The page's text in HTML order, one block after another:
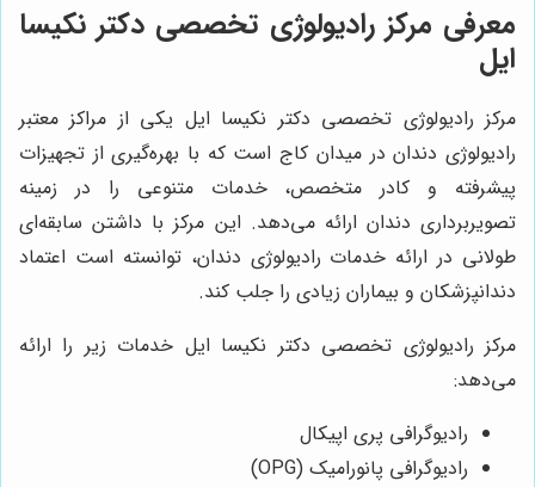
معرفی مرکز رادیولوژی تخصصی دکتر نکیسا
ایل
مرکز رادیولوژی تخصصی دکتر نکیسا ایل یکی از مراکز معتبر
رادیولوژی دندان در میدان کاج است که با بهره‌گیری از تجهیزات
پیشرفته و کادر متخصص، خدمات متنوعی را در زمینه
تصویربرداری دندان ارائه می‌دهد. این مرکز با داشتن سابقه‌ای
طولانی در ارائه خدمات رادیولوژی دندان، توانسته است اعتماد
دندانپزشکان و بیماران زیادی را جلب کند.
مرکز رادیولوژی تخصصی دکتر نکیسا ایل خدمات زیر را ارائه
می‌دهد:
رادیوگرافی پری اپیکال
رادیوگرافی پانورامیک (OPG)